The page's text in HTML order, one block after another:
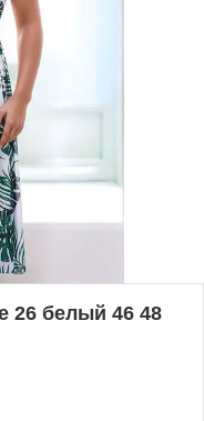
26 белый 46 48